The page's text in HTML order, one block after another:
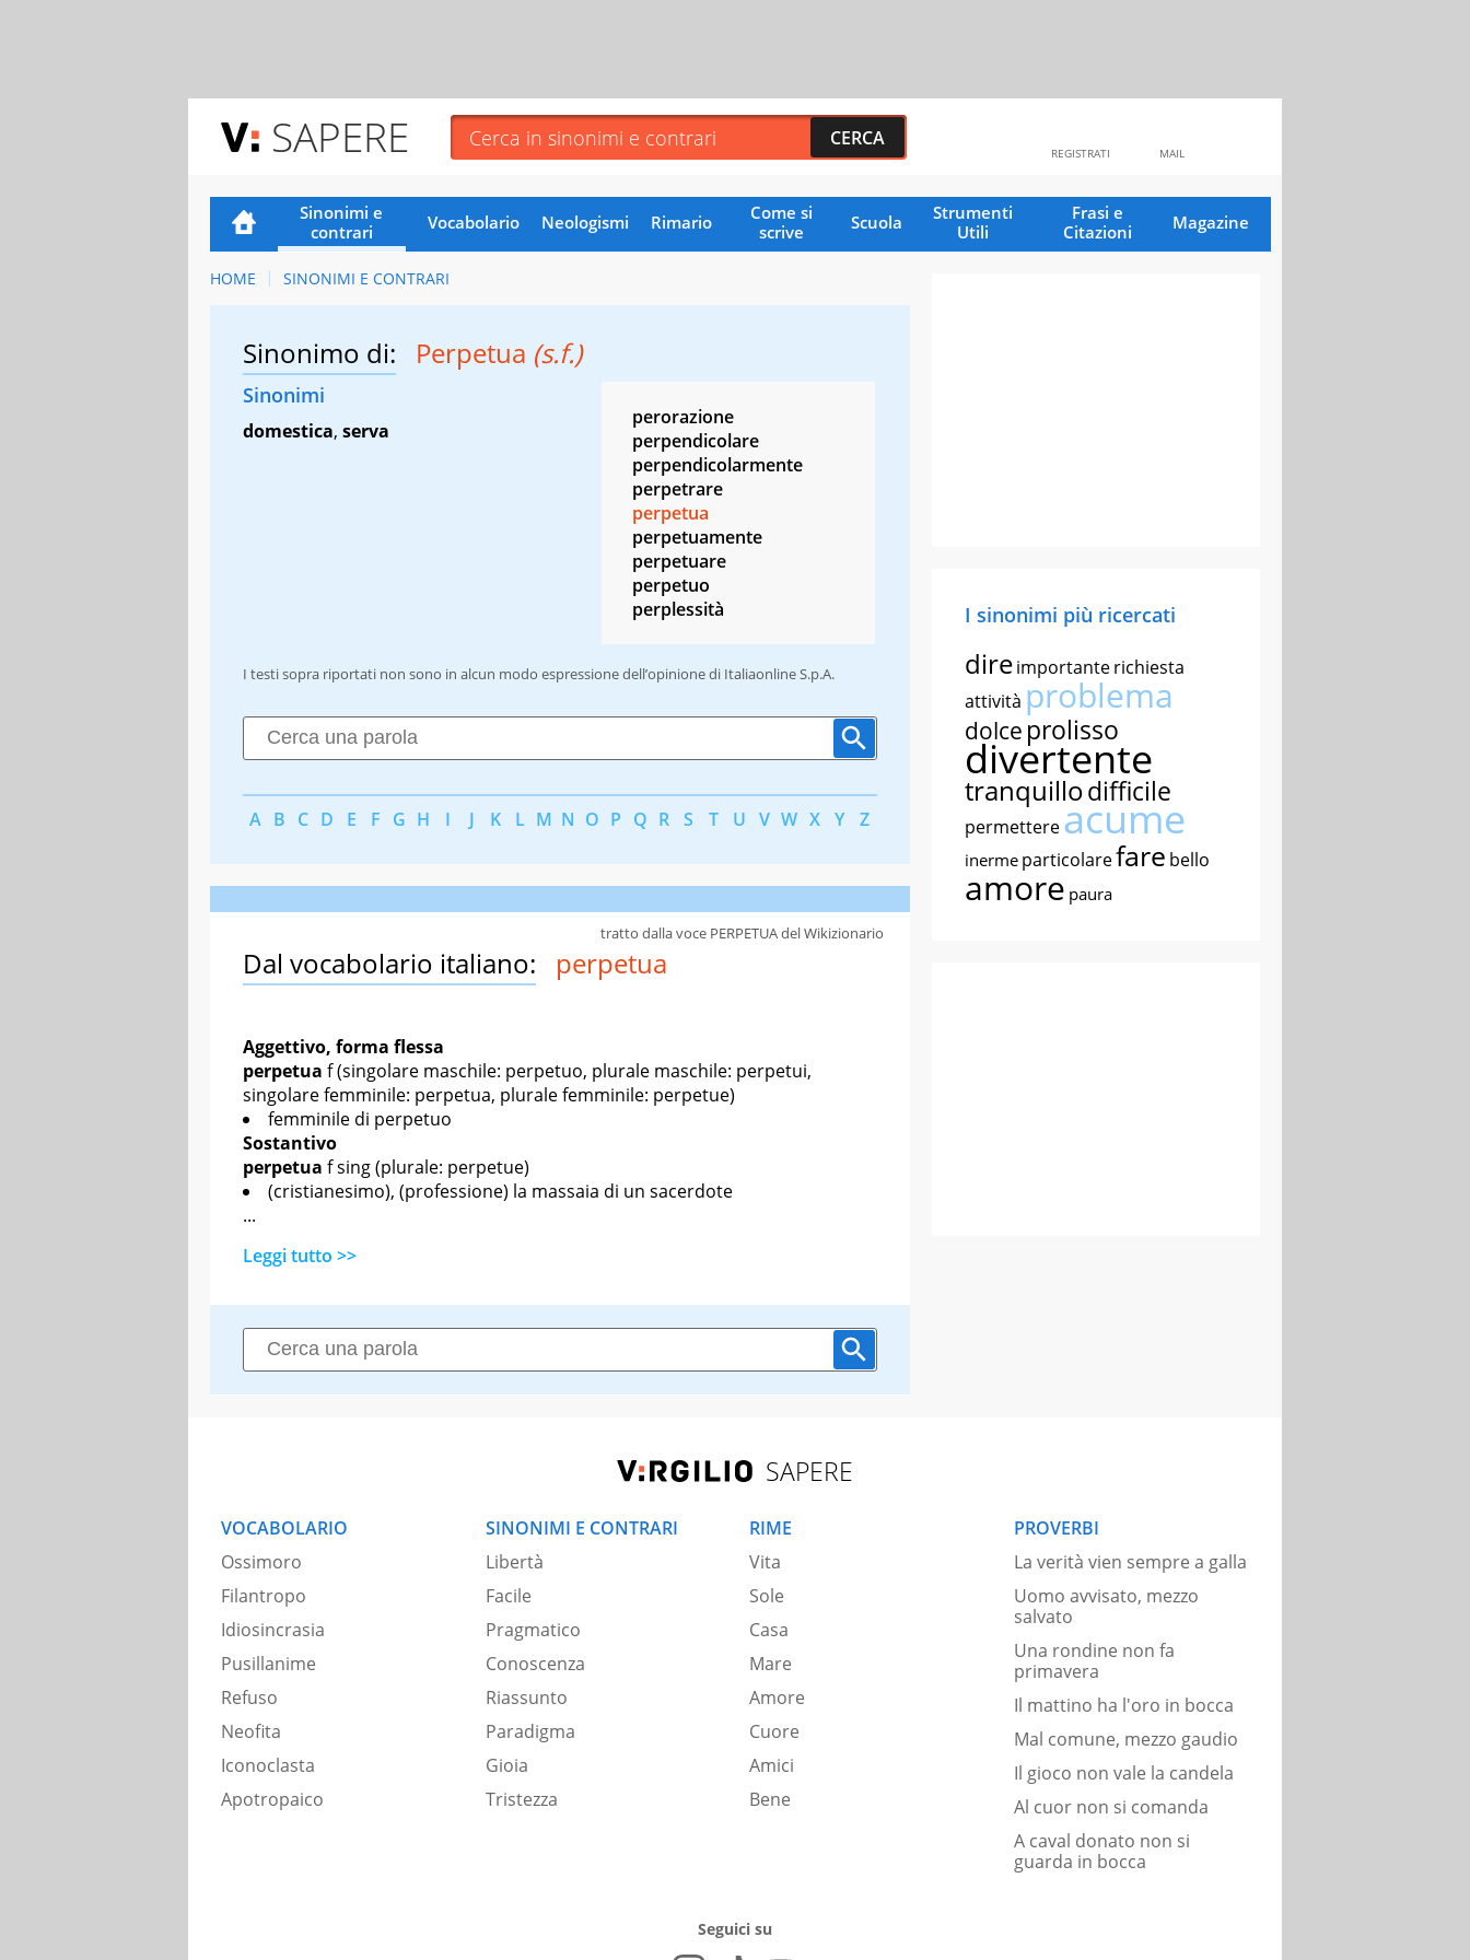
SAPERE MAIL
REGISTRATI
Sinonimi e
contrari
Vocabolario Neologismi Rimario
Come si
scrive
Scuola
Strumenti
Utili
Frasi e
Citazioni
Magazine
HOME SINONIMI E CONTRARI
Sinonimo di: Perpetua (s.f.)
Sinonimi
domestica, serva
perorazione
perpendicolare
perpendicolarmente
perpetrare
perpetua
perpetuamente
perpetuare
perpetuo
perplessità
I testi sopra riportati non sono in alcun modo espressione dell’opinione di Italiaonline S.p.A.
A B C D E F G H I J K L M N O P Q R S T U V W X Y Z
Dal vocabolario italiano: perpetua
Aggettivo, forma flessa
perpetua f(singolare maschile: perpetuo, plurale maschile: perpetui,
singolare femminile: perpetua, plurale femminile: perpetue)
femminile di perpetuo
Sostantivo
perpetua f sing(plurale: perpetue)
(cristianesimo), (professione) la massaia di un sacerdote
...
Leggi tutto >>
tratto dalla voce PERPETUA del Wikizionario
I sinonimi più ricercati
direimportanterichiesta
attività problema
dolce prolisso
divertente
tranquillodifficile
permettereacume
inerme particolarefare bello
amore paura
SAPERE
VOCABOLARIO
Ossimoro
Filantropo
Idiosincrasia
Pusillanime
Refuso
Neofita
Iconoclasta
Apotropaico
SINONIMI E CONTRARI
Libertà
Facile
Pragmatico
Conoscenza
Riassunto
Paradigma
Gioia
Tristezza
RIME
Vita
Sole
Casa
Mare
Amore
Cuore
Amici
Bene
PROVERBI
La verità vien sempre a galla
Uomo avvisato, mezzo
salvato
Una rondine non fa
primavera
Il mattino ha l'oro in bocca
Mal comune, mezzo gaudio
Il gioco non vale la candela
Al cuor non si comanda
A caval donato non si
guarda in bocca
Seguici su